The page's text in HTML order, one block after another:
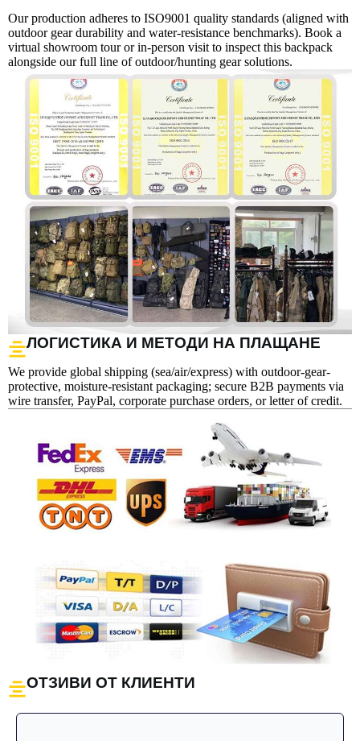
Our production adheres to ISO9001 quality standards (aligned with
outdoor gear durability and water-resistance benchmarks). Book a
virtual showroom tour or in-person visit to inspect this backpack
alongside our full line of outdoor/hunting gear solutions.
ЛОГИСТИКА И МЕТОДИ НА ПЛАЩАНЕ
We provide global shipping (sea/air/express) with outdoor-gear-
protective, moisture-resistant packaging; secure B2B payments via
wire transfer, PayPal, corporate purchase orders, or letter of credit.
ОТЗИВИ ОТ КЛИЕНТИ